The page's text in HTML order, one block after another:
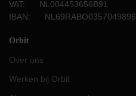
VAT: NL004453656B91
IBAN: NL69RABO0357049896
Orbit
Over ons
Werken bij Orbit